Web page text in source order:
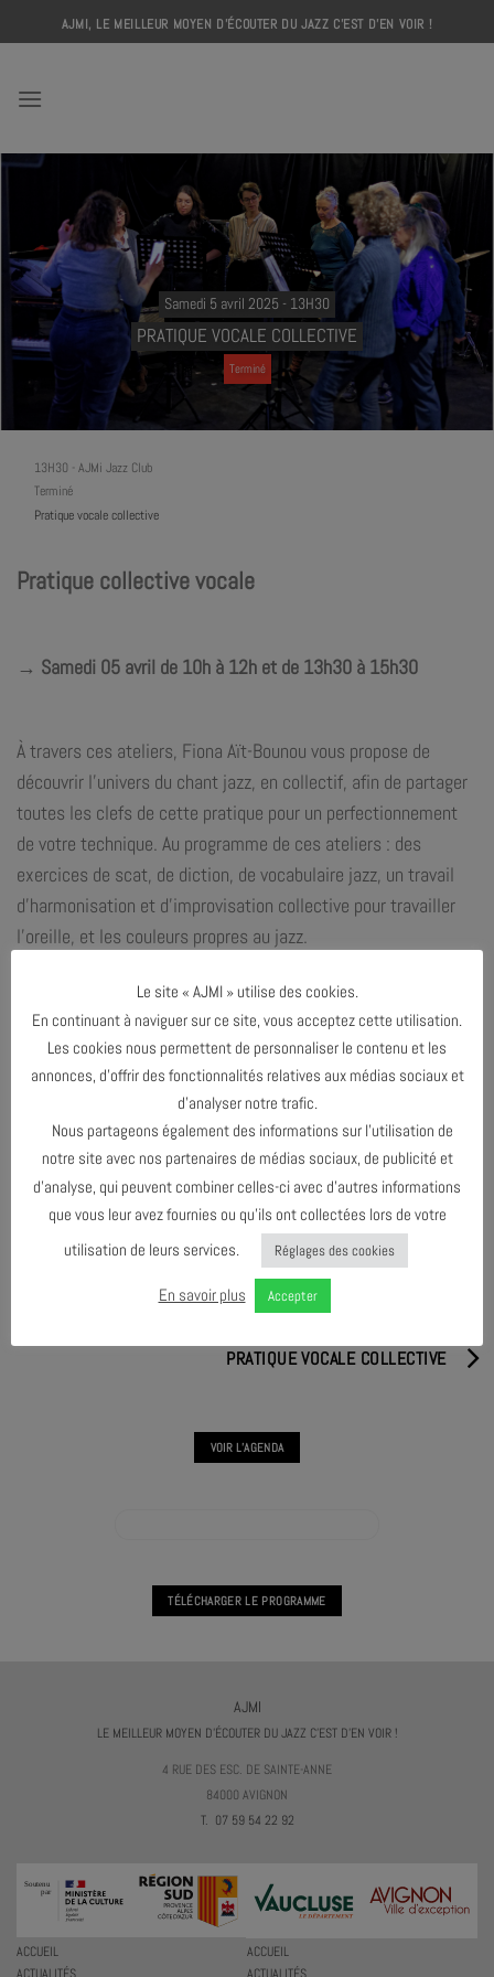
to
AJMI, LE MEILLEUR MOYEN D'ÉCOUTER DU JAZZ C'EST D'EN VOIR !
Samedi 5 avril 2025 - 13H30
PRATIQUE VOCALE COLLECTIVE
Terminé
13H30 - AJMi Jazz Club
Terminé
Pratique vocale collective
Pratique collective vocale
→ Samedi 05 avril de 10h à 12h et de 13h30 à 15h30
À travers ces ateliers, Fiona Aït-Bounou vous propose de
découvrir l’univers du chant jazz, en collectif, afin de partager
toutes les clefs de cette pratique pour un perfectionnement
de votre technique. Au programme de ces ateliers : des
exercices de scat, de diction, de vocabulaire jazz, un travail
d’harmonisation et d’improvisation collective pour travailler
l’oreille, et les couleurs propres au jazz.
Ateliers proposés :
de 10h à 12h et de 13h30 à 15h30 !
PARTAGER & COMMENTER
PRATIQUE VOCALE COLLECTIVE
PRATIQUE VOCALE COLLECTIVE
VOIR L'AGENDA
TÉLÉCHARGER LE PROGRAMME
AJMI
LE MEILLEUR MOYEN D'ÉCOUTER DU JAZZ C'EST D'EN VOIR !
4 RUE DES ESC. DE SAINTE-ANNE
84000 AVIGNON
T. 07 59 54 22 92
ACCUEIL
ACCUEIL
Le site « AJMI » utilise des cookies.
En continuant à naviguer sur ce site, vous acceptez cette utilisation.
Les cookies nous permettent de personnaliser le contenu et les
annonces, d’offrir des fonctionnalités relatives aux médias sociaux et
d’analyser notre trafic.
Nous partageons également des informations sur l’utilisation de
notre site avec nos partenaires de médias sociaux, de publicité et
d’analyse, qui peuvent combiner celles-ci avec d’autres informations
que vous leur avez fournies ou qu’ils ont collectées lors de votre
utilisation de leurs services.
Réglages des cookies
En savoir plus Accepter